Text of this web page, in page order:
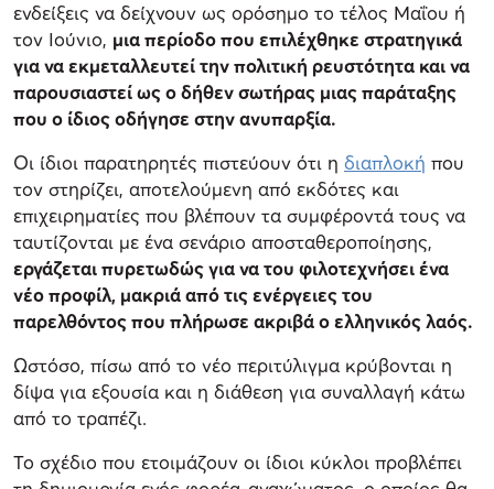
ενδείξεις να δείχνουν ως ορόσημο το τέλος Μαΐου ή
τον Ιούνιο, μια περίοδο που επιλέχθηκε στρατηγικά
για να εκμεταλλευτεί την πολιτική ρευστότητα και να
παρουσιαστεί ως ο δήθεν σωτήρας μιας παράταξης
που ο ίδιος οδήγησε στην ανυπαρξία.
Οι ίδιοι παρατηρητές πιστεύουν ότι η διαπλοκή που
τον στηρίζει, αποτελούμενη από εκδότες και
επιχειρηματίες που βλέπουν τα συμφέροντά τους να
ταυτίζονται με ένα σενάριο αποσταθεροποίησης,
εργάζεται πυρετωδώς για να του φιλοτεχνήσει ένα
νέο προφίλ, μακριά από τις ενέργειες του
παρελθόντος που πλήρωσε ακριβά ο ελληνικός λαός.
Ωστόσο, πίσω από το νέο περιτύλιγμα κρύβονται η
δίψα για εξουσία και η διάθεση για συναλλαγή κάτω
από το τραπέζι.
Το σχέδιο που ετοιμάζουν οι ίδιοι κύκλοι προβλέπει